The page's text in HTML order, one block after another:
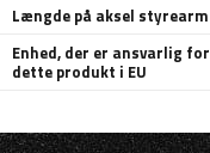
Længde på aksel styrearm
Enhed, der er ansvarlig for
dette produkt i EU